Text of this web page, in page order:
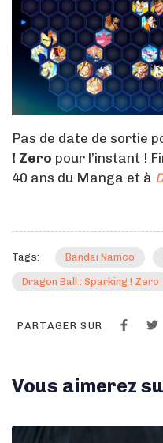
Pas de date de sortie
! Zero pour l’instant !
40 ans du Manga et à
Tags: Bandai Namco
Dragon Ball : Sparking ! Zero
PARTAGER SUR
Vous aimerez